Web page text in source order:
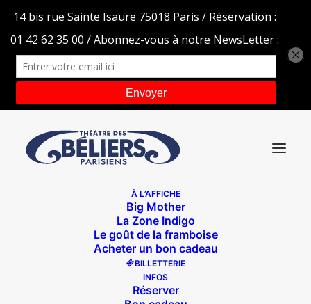
À L’AFFICHE
Big Mother
La Zone Indigo
Le goût de la framboise
Acheter un bon cadeau
BILLETTERIE
INFOS
Réserver
Peau-magician-02-BD
Accueil
Qui veut la peau du magicien ?
Peau-magician-02-BD